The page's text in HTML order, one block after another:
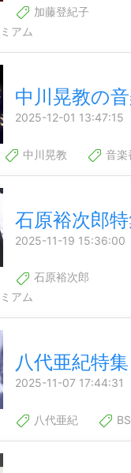
加藤登紀子
アム
中川晃教の
2025-12-01 13:47:15
中川晃教 音楽
石原裕次郎
2025-11-19 15:36:00
石原裕次郎
アム
八代亜紀特集
2025-11-07 17:44:31
八代亜紀